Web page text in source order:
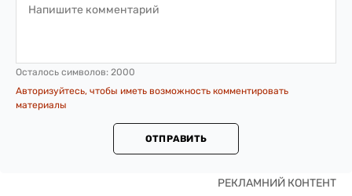
Осталось символов: 2000
Авторизуйтесь, чтобы иметь возможность комментировать
материалы
ОТПРАВИТЬ